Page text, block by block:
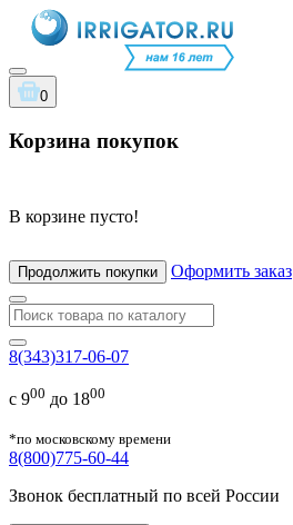
0
Корзина покупок
В корзине пусто!
Продолжить покупки Оформить заказ
8(343)317-06-07
с 900 до 1800
*по московскому времени
8(800)775-60-44
Звонок бесплатный по всей России